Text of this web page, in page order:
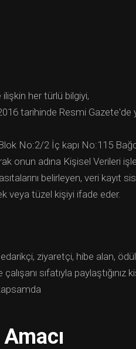
her türlü bilgiyi,
tarihinde Resmi Gazete'de
No:2/2 İç kapı No:115
onun adına Kişisel Verileri
belirleyen, veri kayıt
veya tüzel kişiyi ifade eder.
ziyaretçi, hibe alan,
sıfatıyla